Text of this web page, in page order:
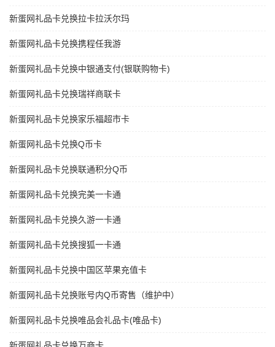
新蛋网礼品卡兑换拉卡拉沃尔玛
新蛋网礼品卡兑换携程任我游
新蛋网礼品卡兑换中银通支付(银联购物卡)
新蛋网礼品卡兑换瑞祥商联卡
新蛋网礼品卡兑换家乐福超市卡
新蛋网礼品卡兑换Q币卡
新蛋网礼品卡兑换联通积分Q币
新蛋网礼品卡兑换完美一卡通
新蛋网礼品卡兑换久游一卡通
新蛋网礼品卡兑换搜狐一卡通
新蛋网礼品卡兑换中国区苹果充值卡
新蛋网礼品卡兑换账号内Q币寄售（维护中）
新蛋网礼品卡兑换唯品会礼品卡(唯品卡)